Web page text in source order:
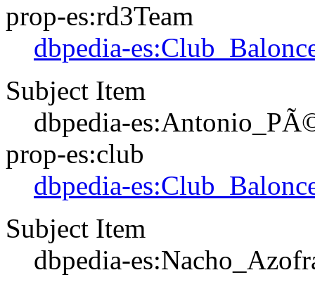
prop-es:rd3Team
dbpedia-
Subject Item
dbpedia-
prop-es:club
dbpedia-
Subject Item
dbpedia-